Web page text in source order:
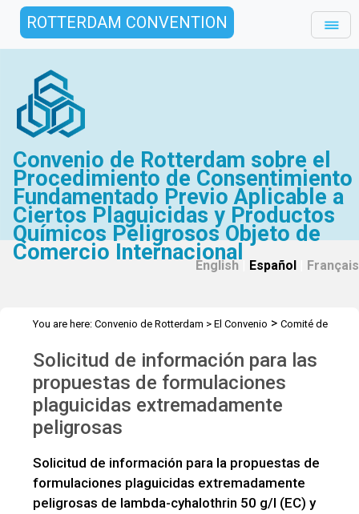
ROTTERDAM CONVENTION
Convenio de Rotterdam sobre el
Procedimiento de Consentimiento
Fundamentado Previo Aplicable a
Ciertos Plaguicidas y Productos
Químicos Peligrosos Objeto de
Comercio Internacional
English Español Français
You are here: Convenio de Rotterdam > El Convenio > Comité de
de Información>Solicitud de información para la propuesta SHPF
Solicitud de información para las
propuestas de formulaciones
plaguicidas extremadamente
peligrosas
Solicitud de información para la propuestas de
formulaciones plaguicidas extremadamente
peligrosas de lambda-cyhalothrin 50 g/l (EC) y